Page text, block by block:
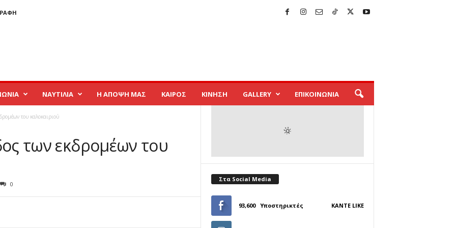
ΝΑΥΤΙΛΙΑ Η ΑΠΟΨΗ ΜΑΣ ΚΑΙΡΟΣ ΚΙΝΗΣΗ GALLERY ΕΠΙΚΟΙΝΩΝΙΑ
του καλοκαιριού
των εκδρομέων του
0
Στα Social Media
93,600 Υποστηρικτές ΚΆΝΤΕ LIKE